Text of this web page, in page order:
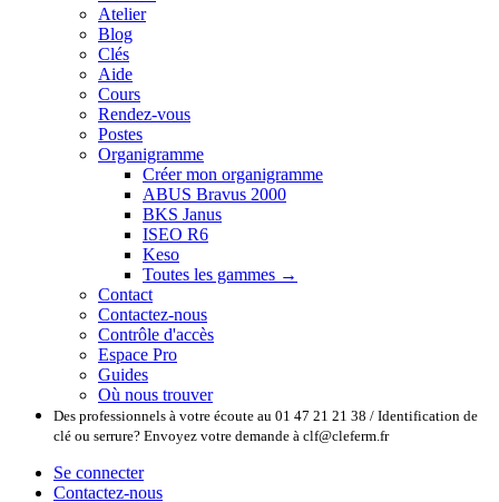
Atelier
Blog
Clés
Aide
Cours
Rendez-vous
Postes
Organigramme
Créer mon organigramme
ABUS Bravus 2000
BKS Janus
ISEO R6
Keso
Toutes les gammes →
Contact
Contactez-nous
Contrôle d'accès
Espace Pro
Guides
Où nous trouver
Des professionnels à votre écoute au 01 47 21 21 38 / Identification de
clé ou serrure? Envoyez votre demande à clf@cleferm.fr
Se connecter
Contactez-nous